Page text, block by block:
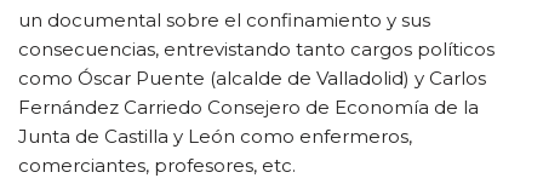
un documental sobre el confinamiento y sus
consecuencias, entrevistando tanto cargos políticos
como Óscar Puente (alcalde de Valladolid) y Carlos
Fernández Carriedo Consejero de Economía de la
Junta de Castilla y León como enfermeros,
comerciantes, profesores, etc.